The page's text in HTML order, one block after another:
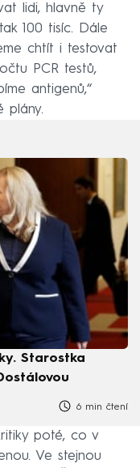
lidi, hlavně ty
100 tisíc. Dále
chtít i testovat
PCR testů,
antigenů,“
plány.
Starostka
6 min čtení
poté, co v
Ve stejnou